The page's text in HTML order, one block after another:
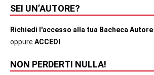
SEI UN’AUTORE?
Richiedi l'accesso alla tua Bacheca Autore
oppure ACCEDI
NON PERDERTI NULLA!